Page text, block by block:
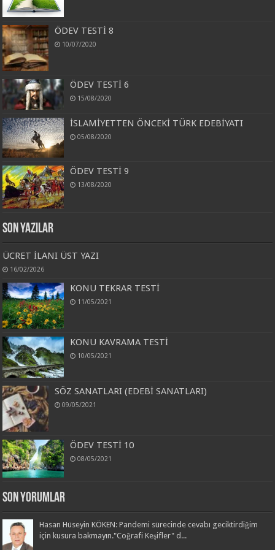
ÖDEV TESTİ 8
10/07/2020
ÖDEV TESTİ 6
15/08/2020
İSLAMİYETTEN ÖNCEKİ TÜRK EDEBİYATI
05/08/2020
ÖDEV TESTİ 9
13/08/2020
Son Yazılar
ÜCRET İLANI ÜST YAZI
16/02/2026
KONU TEKRAR TESTİ
11/05/2021
KONU KAVRAMA TESTİ
10/05/2021
SÖZ SANATLARI (EDEBİ SANATLARI)
09/05/2021
ÖDEV TESTİ 10
08/05/2021
Son Yorumlar
Hasan Hüseyin KÖKEN: Pandemi sürecinde cevabı geciktirdiğim
için kusura bakmayın."Coğrafi Keşifler" d...